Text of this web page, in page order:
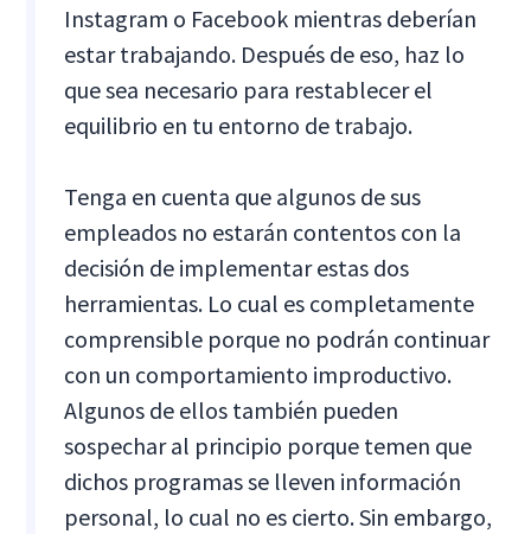
Instagram o Facebook mientras deberían
estar trabajando. Después de eso, haz lo
que sea necesario para restablecer el
equilibrio en tu entorno de trabajo.
Tenga en cuenta que algunos de sus
empleados no estarán contentos con la
decisión de implementar estas dos
herramientas. Lo cual es completamente
comprensible porque no podrán continuar
con un comportamiento improductivo.
Algunos de ellos también pueden
sospechar al principio porque temen que
dichos programas se lleven información
personal, lo cual no es cierto. Sin embargo,